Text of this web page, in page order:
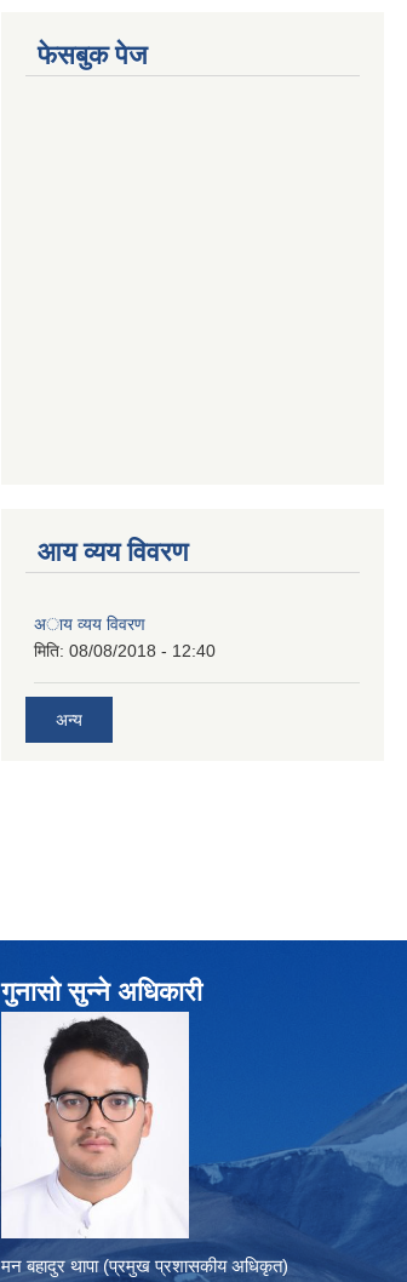
फेसबुक पेज
आय व्यय विवरण
अाय व्यय विवरण
मिति: 08/08/2018 - 12:40
अन्य
गुनासो सुन्ने अधिकारी
मन बहादुर थापा (प्रमुख प्रशासकीय अधिकृत)